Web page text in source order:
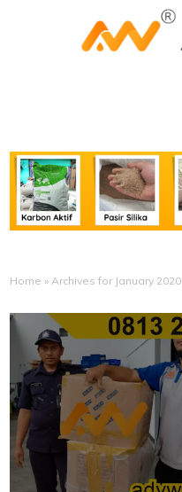
Home » Archives for January 2020